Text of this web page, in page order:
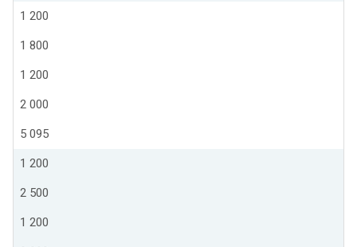
1 200
1 800
1 200
2 000
5 095
1 200
2 500
1 200